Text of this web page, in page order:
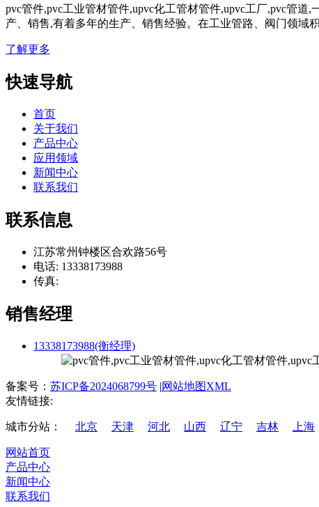
pvc管件,pvc工业管材管件,upvc化工管材管件,upvc工厂,pvc管
产、销售,有着多年的生产、销售经验。在工业管路、阀门领域
了解更多
快速导航
首页
关于我们
产品中心
应用领域
新闻中心
联系我们
联系信息
江苏常州钟楼区合欢路56号
电话: 13338173988
传真:
销售经理
13338173988(衡经理)
备案号： 苏ICP备2024068799号 |网站地图XML
友情链接:
城市分站： 北京 天津 河北 山西 辽宁 吉林 上海
网站首页
产品中心
新闻中心
联系我们